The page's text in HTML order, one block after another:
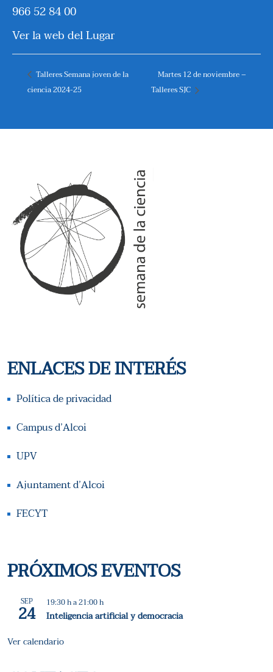
966 52 84 00
Ver la web del Lugar
Talleres Semana joven de la
ciencia 2024-25
Martes 12 de noviembre –
Talleres SJC
ENLACES DE INTERÉS
Política de privacidad
Campus d’Alcoi
UPV
Ajuntament d’Alcoi
FECYT
PRÓXIMOS EVENTOS
SEP
24 19:30 ha21:00 h
Inteligencia artificial y democracia
Ver calendario